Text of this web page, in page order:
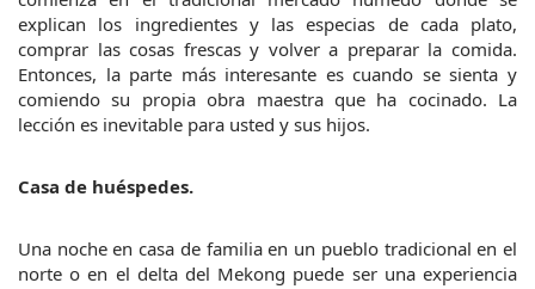
explican los ingredientes y las especias de cada plato,
comprar las cosas frescas y volver a preparar la comida.
Entonces, la parte más interesante es cuando se sienta y
comiendo su propia obra maestra que ha cocinado. La
lección es inevitable para usted y sus hijos.
Casa de huéspedes.
Una noche en casa de familia en un pueblo tradicional en el
norte o en el delta del Mekong puede ser una experiencia